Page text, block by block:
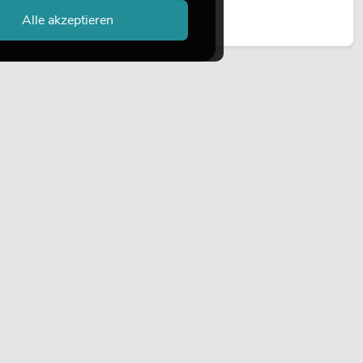
Jetzt lesen
Alle akzeptieren